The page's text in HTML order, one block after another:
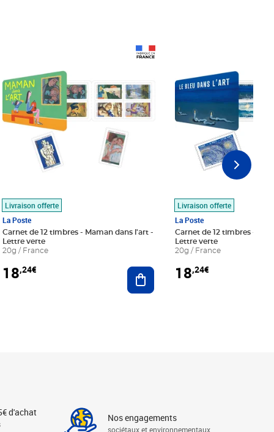
au panier
Livraison offerte
La Poste
Carnet de 12 timbres - Maman dans l'art -
Lettre verte
20g / France
18,24€ Ajouter au panier
Livraison offerte
La Poste
Carnet de 12 timbres - Le
Lettre verte
20g / France
18,24€
d'achat Nos engagements
sociétaux et environnementaux